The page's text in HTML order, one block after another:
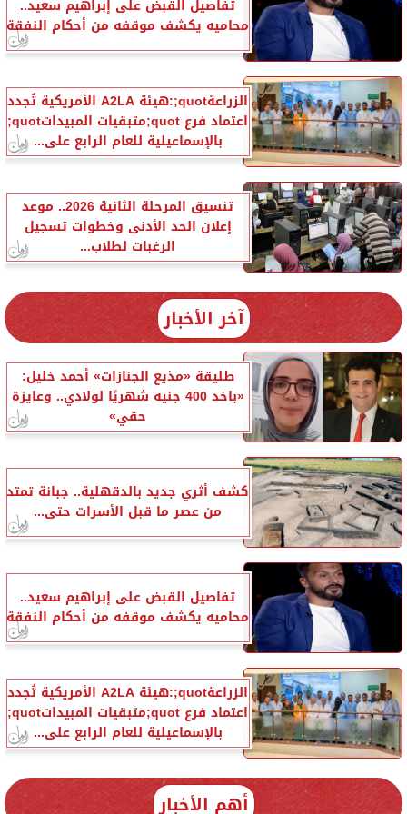
تفاصيل القبض على إبراهيم سعيد..
محاميه يكشف موقفه من أحكام النفقة
الزراعةquot;:هيئة A2LA الأمريكية تُجدد
اعتماد فرع quot;متبقيات المبيداتquot;
بالإسماعيلية للعام الرابع على...
تنسيق المرحلة الثانية 2026.. موعد
إعلان الحد الأدنى وخطوات تسجيل
الرغبات لطلاب...
آخر الأخبار
طليقة «مذيع الجنازات» أحمد خليل:
«باخد 400 جنيه شهريًا لولادي.. وعايزة
حقي»
كشف أثري جديد بالدقهلية.. جبانة تمتد
من عصر ما قبل الأسرات حتى...
تفاصيل القبض على إبراهيم سعيد..
محاميه يكشف موقفه من أحكام النفقة
الزراعةquot;:هيئة A2LA الأمريكية تُجدد
اعتماد فرع quot;متبقيات المبيداتquot;
بالإسماعيلية للعام الرابع على...
أهم الأخبار